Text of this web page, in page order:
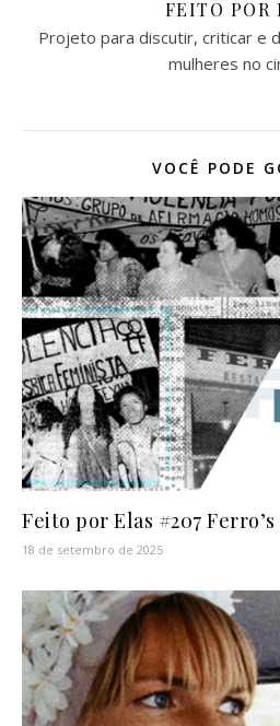
FEITO POR
Projeto para discutir, criticar e
mulheres no
VOCÊ PODE
Feito por Elas #207 Ferro’s
18 de setembro de 2025